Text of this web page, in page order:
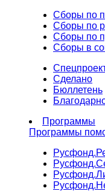
Сборы по
Сборы по
Сборы по
Сборы в
Сделано
Бюллетень
Программы
Программы
Русфонд.
Русфонд.
Русфонд.
Русфонд.